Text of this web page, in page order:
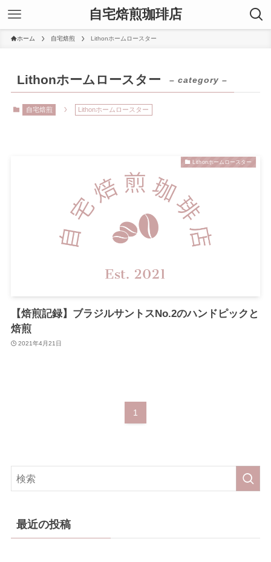
自宅焙煎珈琲店
ホーム 自宅焙煎 Lithonホームロースター
Lithonホームロースター – category –
自宅焙煎 Lithonホームロースター
Lithonホームロースター
【焙煎記録】ブラジルサントスNo.2のハンドピックと
焙煎
2021年4月21日
1
最近の投稿